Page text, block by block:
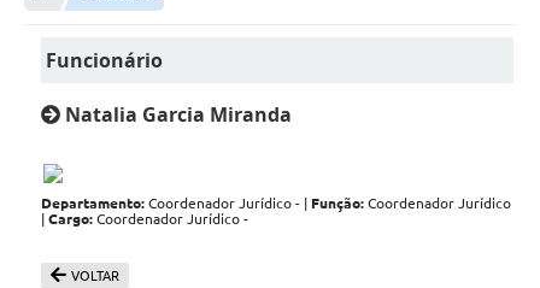
Funcionário
Natalia Garcia Miranda
Departamento: Coordenador Jurídico - | Função: Coordenador Jurídico
|Cargo: Coordenador Jurídico -
VOLTAR